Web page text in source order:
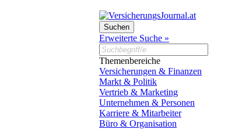
Erweiterte Suche »
Themenbereiche
Versicherungen & Finanzen
Markt & Politik
Vertrieb & Marketing
Unternehmen & Personen
Karriere & Mitarbeiter
Büro & Organisation